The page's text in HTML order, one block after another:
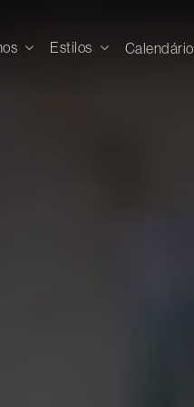
Estilos Calendário